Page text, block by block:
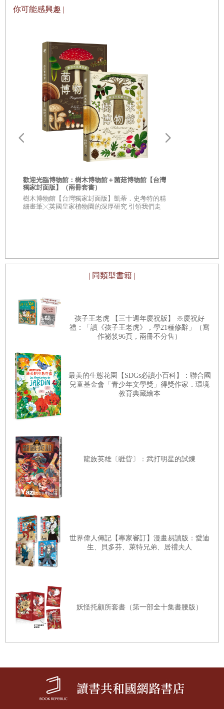
霞天望著掛在校門口的布條，臉上露出了微笑。突然，蘭熙
「喂！我不是說過不可以打我的頭嗎！」
雖然嘴裡嚷嚷，但霞天其實對這種情況早已見怪不怪。他自
然地走向車子的後車箱。
「你之後皮要繃緊一點啦！」
蘭熙又唸了他一句。
霞天從後車箱費力地將兩個行李箱搬下來。這時，蘭熙用明
「老爸！我們要進去學校囉！」
「好的。要注意身體健康，也要經常打電話回家。」
說道：
「少爺，您也趕緊進去吧！」
霞天向那位中年男子敬禮後，便拉著行李箱把手，兩人並肩
走向宿舍區。
今天是這所學校的第一屆開學典禮。一片廣闊的草坪操場映
入兩人的眼簾。他們跟著路標的指示前往宿舍區，一路上陸
續看到穿著校服的學生們。穿戴新校服、新書包和新運動鞋
的學生們，看起來也相當嶄新而閃閃發光。
霞天的心情十分雀躍。
「哇！我終於自由了！」
「你老實說，你是為了可以整晚玩遊戲才來寄宿學校的，對
吧？」
「難道我只會玩遊戲嗎？」
「哎！我竟然得跟在你背後幫你擦屁股整整三年。拜託你上
學時安份點，好嗎？」
「幫我擦屁股善後可是妳的興趣呢！而且收入也挺不錯的
嘛！」
「但數學完全不是我的愛好啊！數學天才中學是什麼鬼！我
校的課程內容毫無情報可循，使她的壓力更大了。
你可能感興趣 |
歡迎光臨博物館：樹木博物館＋菌菇博物館【台灣
獨家封面版】（兩冊套書）
樹木博物館【台灣獨家封面版】凱蒂．史考特的精
細畫筆╳英國皇家植物園的深厚研究 引領我們走
| 同類型書籍 |
孩子王老虎 【三十週年慶祝版】 ※慶祝好
禮：「讀《孩子王老虎》，學21種修辭」（寫
作祕笈96頁，兩冊不分售）
最美的生態花園【SDGs必讀小百科】：聯合國
兒童基金會「青少年文學獎」得獎作家．環境
教育典藏繪本
龍族英雄〔睚眥〕：武打明星的試煉
世界偉人傳記【專家審訂】漫畫易讀版：愛迪
生、貝多芬、萊特兄弟、居禮夫人
妖怪托顧所套書（第一部全十集書腰版）